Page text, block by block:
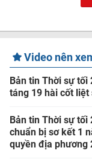
Video nên
Bản tin Thời sự
táng 19 hài cốt liệt
Bản tin Thời sự
chuẩn bị sơ kết 1
quyền địa phương